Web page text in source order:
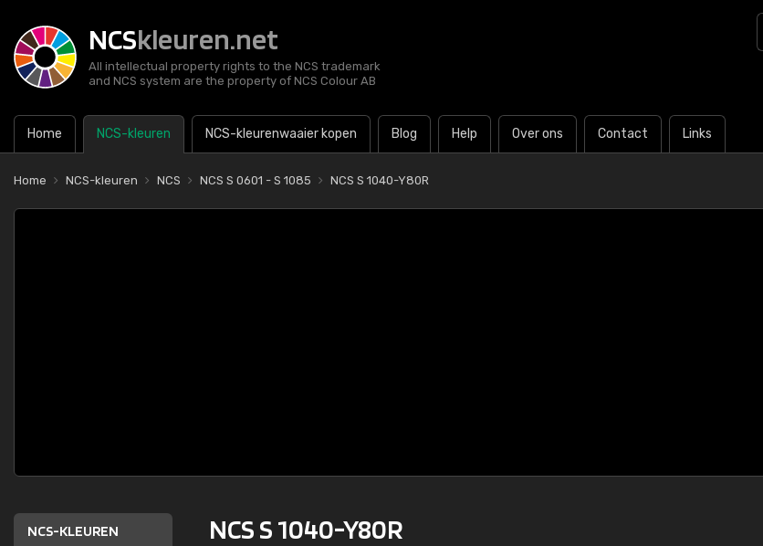
NCSkleuren.net
All intellectual property rights to the NCS trademark
and NCS system are the property of NCS Colour AB
Home NCS-kleuren NCS-kleurenwaaier kopen Blog Help Over ons Contact Links
Home NCS-kleuren NCS NCS S 0601 - S 1085 NCS S 1040-Y80R
NCS-KLEUREN NCS S 1040-Y80R